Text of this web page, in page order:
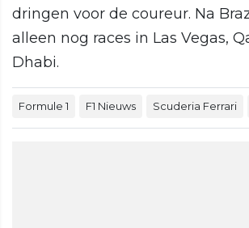
dringen voor de coureur. Na
alleen nog races in Las Vegas,
Dhabi.
Formule 1 F1 Nieuws Scuderia Ferrari